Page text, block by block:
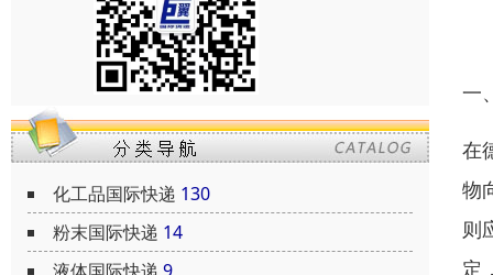
化工品国际快递 130
粉末国际快递 14
一
在
物
则
定